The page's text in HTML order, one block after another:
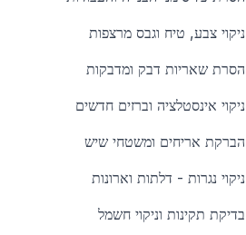
ניקוי צבע, טיח וגבס מרצפות
הסרת שאריות דבק ומדבקות
ניקוי אינסטלציה וברזים חדשים
הברקת אריחים ומשטחי שיש
ניקוי נגרות - דלתות וארונות
בדיקת תקינות וניקוי חשמל